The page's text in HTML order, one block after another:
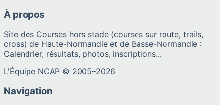
À propos
Site des Courses hors stade (courses sur route, trails,
cross) de Haute-Normandie et de Basse-Normandie :
Calendrier, résultats, photos, inscriptions...
L'Équipe NCAP © 2005–2026
Navigation